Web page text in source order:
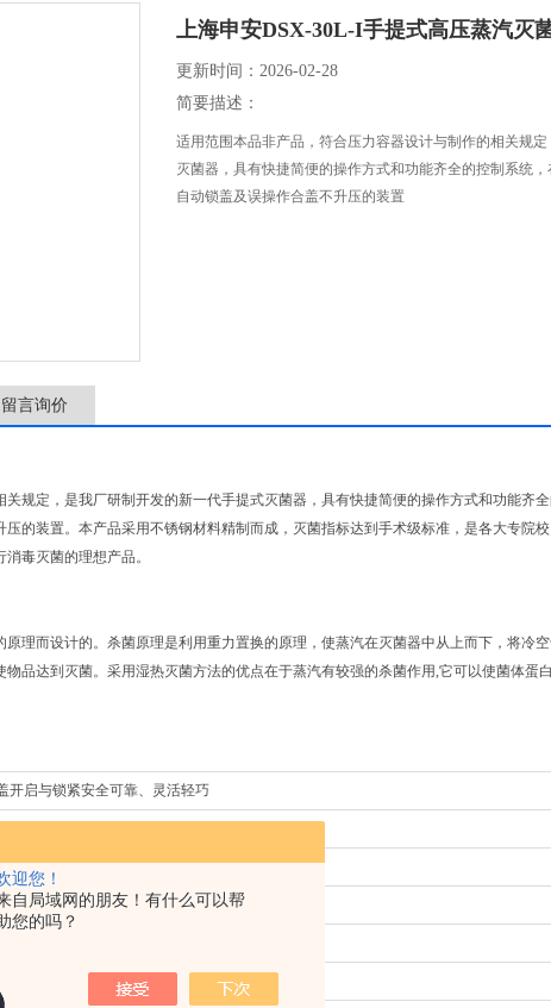
迎您！
自局域网的朋友！有什么可以帮
您的吗？
上海申安DSX-30L-I手提式高压蒸汽灭
更新时间：2026-02-28
简要描述：
适用范围本品非产品，符合压力容器设计与制作的相关规
灭菌器，具有快捷简便的操作方式和功能齐全的控制系统
自动锁盖及误操作合盖不升压的装置
留言询价
规定，是我厂研制开发的新一代手提式灭菌器，具有快捷简便的操作方式和功能齐
的装置。本产品采用不锈钢材料精制而成，灭菌指标达到手术级标准，是各大专院
毒灭菌的理想产品。
理而设计的。杀菌原理是利用重力置换的原理，使蒸汽在灭菌器中从上而下，将冷
品达到灭菌。采用湿热灭菌方法的优点在于蒸汽有较强的杀菌作用,它可以使菌体蛋
开启与锁紧安全可靠、灵活轻巧
力表
作